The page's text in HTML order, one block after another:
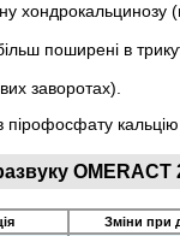
хондрокальцинозу
поширені в
заворотах).
пірофосфату
OMERACT
Зміни при